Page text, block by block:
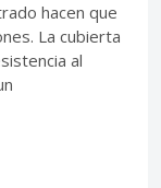
hacen que
La cubierta
al